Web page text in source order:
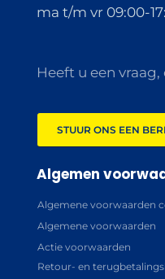
ma t/m vr 09:00-
Heeft u een
STUUR ONS EEN
Algemen
Algemene voorwaarden
Algemene voorwaarden
Actie voorwaarden
Retour- en